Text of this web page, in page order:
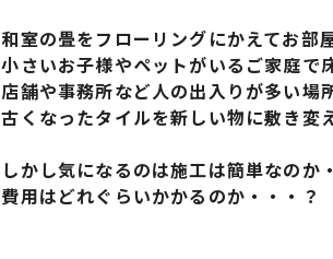
和室の畳をフローリングにかえてお部
小さいお子様やペットがいるご家庭で
店舗や事務所など人の出入りが多い場
古くなったタイルを新しい物に敷き変
しかし気になるのは施工は簡単なのか
費用はどれぐらいかかるのか・・・？